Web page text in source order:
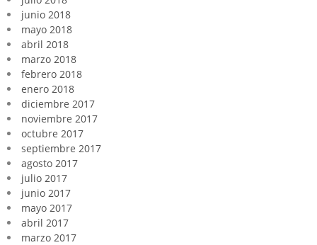
junio 2018
mayo 2018
abril 2018
marzo 2018
febrero 2018
enero 2018
diciembre 2017
noviembre 2017
octubre 2017
septiembre 2017
agosto 2017
julio 2017
junio 2017
mayo 2017
abril 2017
marzo 2017